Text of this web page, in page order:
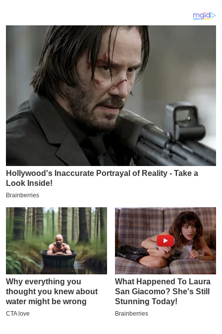
के
ट
L
2
0
2
6
क्रा
इ
म
ई
-
पे
प